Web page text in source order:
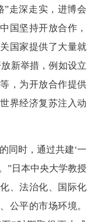
”走深走实，进博会
国坚持开放合作，
国家提供了大量就
新举措，例如设立
，为开放合作提供
界经济复苏注入动
同时，通过共建‘一
”日本中央大学教授
、法治化、国际化
公平的市场环境。